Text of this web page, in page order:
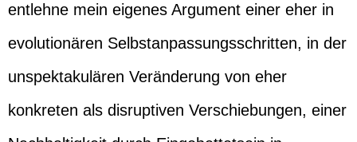
entlehne mein eigenes Argument einer eher in
evolutionären Selbstanpassungsschritten, in der
unspektakulären Veränderung von eher
konkreten als disruptiven Verschiebungen, einer